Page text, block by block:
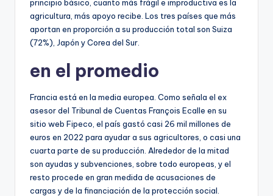
a
r
a
u
e
s
t
r
o
s
s
u
s
principio básico, cuanto más frágil e improductiva es la
agricultura, más apoyo recibe. Los tres países que más
aportan en proporción a su producción total son Suiza
(72%), Japón y Corea del Sur.
en el promedio
Francia está en la media europea. Como señala el ex
asesor del Tribunal de Cuentas François Ecalle en su
sitio web Fipeco, el país gastó casi 26 mil millones de
euros en 2022 para ayudar a sus agricultores, o casi una
cuarta parte de su producción. Alrededor de la mitad
son ayudas y subvenciones, sobre todo europeas, y el
resto procede en gran medida de acusaciones de
cargas y de la financiación de la protección social.